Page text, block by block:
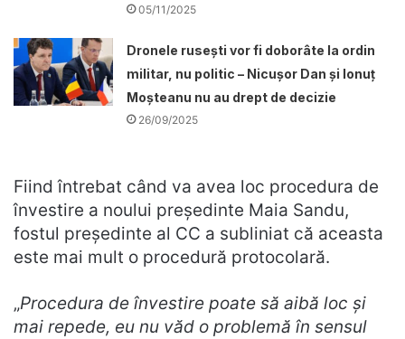
05/11/2025
Dronele ruseşti vor fi doborâte la ordin
militar, nu politic – Nicușor Dan și Ionuț
Moșteanu nu au drept de decizie
26/09/2025
Fiind întrebat când va avea loc procedura de
învestire a noului președinte Maia Sandu,
fostul președinte al CC a subliniat că aceasta
este mai mult o procedură protocolară.
„Procedura de învestire poate să aibă loc și
mai repede, eu nu văd o problemă în sensul